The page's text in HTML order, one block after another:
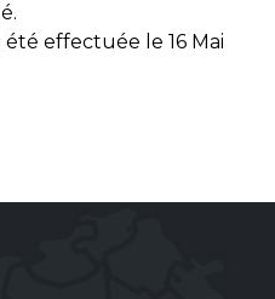
effectuée le 16 Mai